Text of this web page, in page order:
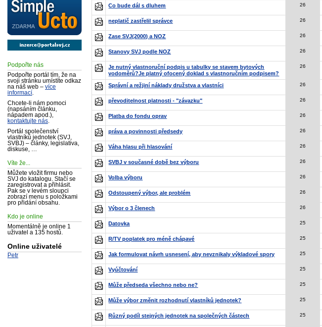
Podpořte nás
Podpořte portál tím, že na
svoji stránku umístíte odkaz
na náš web – více
informací
Chcete-li nám pomoci
(napsáním článku,
nápadem apod.),
kontaktujte nás
Portál společenství
vlastníků jednotek (SVJ,
SVBJ) – články, legislativa,
diskuse, …
Víte že...
Můžete vložit firmu nebo
SVJ do katalogu. Stačí se
zaregistrovat a přihlásit.
Pak se v levém sloupci
zobrazí menu s položkami
pro přidání obsahu.
Kdo je online
Momentálně je online 1
uživatel a 135 hostů.
Online uživatelé
Petr
Co bude dál s dluhem 26
neplatič zastřelil správce 26
Zase SVJ(2000) a NOZ 26
Stanovy SVJ podle NOZ 26
Je nutný vlastnoruční podpis u tabulky se stavem bytových
vodoměrů?Je platný ofocený doklad s vlastnoručním podpisem?
26
Správní a režjiní náklady družstva a vlastníci 26
převoditelnost platnosti - "závazku" 26
Platba do fondu oprav 26
práva a povinnosti předsedy 26
Váha hlasu při hlasování 26
SVBJ v současné době bez výboru 26
Volba výboru 26
Odstoupený výbor, ale problém 26
Výbor o 3 členech 26
Datovka 25
R/TV poplatek pro méně chápavé 25
Jak formulovat návrh usnesení, aby nevznikaly výkladové spory 25
Vyúčtování 25
Může předseda všechno nebo ne? 25
Může výbor změnit rozhodnutí vlastníků jednotek? 25
Různý podíl stejných jednotek na společných částech 25